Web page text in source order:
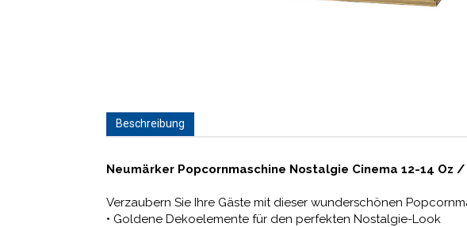
Beschreibung
Neumärker Popcornmaschine Nostalgie Cinema 12-14 Oz
Verzaubern Sie Ihre Gäste mit dieser wunderschönen
• Goldene Dekoelemente für den perfekten Nostalgie-Look